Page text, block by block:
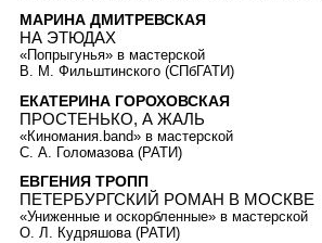
МАРИНА ДМИТРЕВСКАЯ
НА ЭТЮДАХ
«Попрыгунья» в мастерской
В. М. Фильштинского (СПбГАТИ)
ЕКАТЕРИНА ГОРОХОВСКАЯ
ПРОСТЕНЬКО, А ЖАЛЬ
«Киномания.band» в мастерской
С. А. Голомазова (РАТИ)
ЕВГЕНИЯ ТРОПП
ПЕТЕРБУРГСКИЙ РОМАН В МОСКВЕ
«Униженные и оскорбленные» в мастерской
О. Л. Кудряшова (РАТИ)